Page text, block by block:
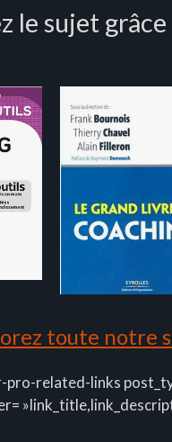
le sujet
toute notre
related-links